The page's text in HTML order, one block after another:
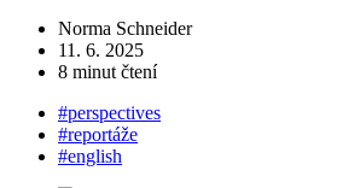
Norma Schneider
11. 6. 2025
8 minut čtení
#perspectives
#reportáže
#english